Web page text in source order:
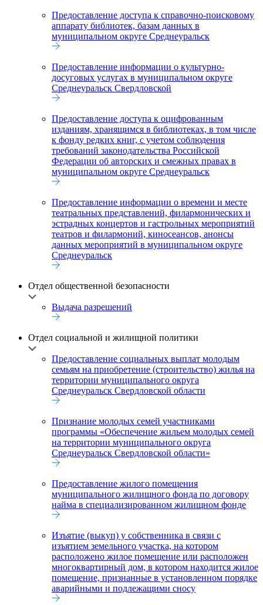
Предоставление доступа к справочно-поисковому
аппарату библиотек, базам данных в
муниципальном округе Среднеуральск
Предоставление информации о культурно-
досуговых услугах в муниципальном округе
Среднеуральск Свердловской
Предоставление доступа к оцифрованным
изданиям, хранящимся в библиотеках, в том числе
к фонду редких книг, с учетом соблюдения
требований законодательства Российской
Федерации об авторских и смежных правах в
муниципальном округе Среднеуральск
Предоставление информации о времени и месте
театральных представлений, филармонических и
эстрадных концертов и гастрольных мероприятий
театров и филармоний, киносеансов, анонсы
данных мероприятий в муниципальном округе
Среднеуральск
Отдел общественной безопасности
Выдача разрешений
Отдел социальной и жилищной политики
Предоставление социальных выплат молодым
семьям на приобретение (строительство) жилья на
территории муниципального округа
Среднеуральск Свердловской области
Признание молодых семей участниками
программы «Обеспечение жильем молодых семей
на территории муниципального округа
Среднеуральск Свердловской области»
Предоставление жилого помещения
муниципального жилищного фонда по договору
найма в специализированном жилищном фонде
Изъятие (выкуп) у собственника в связи с
изъятием земельного участка, на котором
расположено жилое помещение или расположен
многоквартирный дом, в котором находится жилое
помещение, признанные в установленном порядке
аварийными и подлежащими сносу